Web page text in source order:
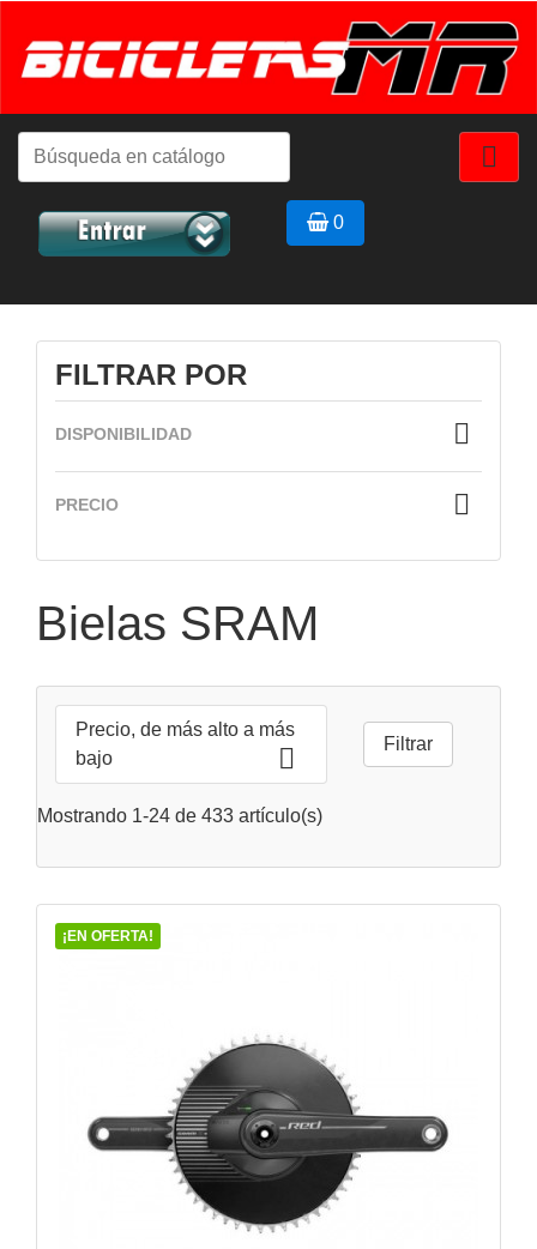

0
FILTRAR POR
DISPONIBILIDAD 
PRECIO 
Bielas SRAM
Precio, de más alto a más
bajo
 Filtrar
Mostrando 1-24 de 433 artículo(s)
¡EN OFERTA!
VISTA RÁPIDA
VISTA RÁPIDA